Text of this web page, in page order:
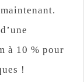
à 10 % pour
!